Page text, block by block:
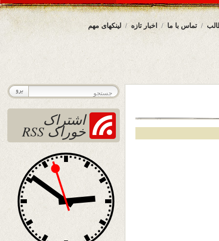
لینکهای مهم اخبار تازه تماس با ما
اشتراک
خوراک RSS